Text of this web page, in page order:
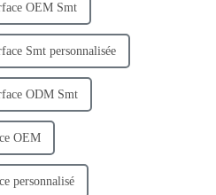
OEM Smt
Smt personnalisée
ODM Smt
OEM
personnalisé